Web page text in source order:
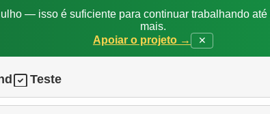
— isso é suficiente para continuar trabalhando
mais.
Apoiar o projeto →
✕
Teste